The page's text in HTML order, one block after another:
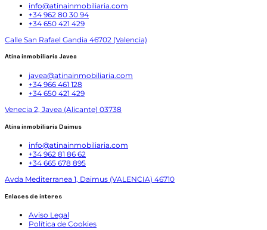
info@atinainmobiliaria.com
+34 962 80 30 94
+34 650 421 429
Calle San Rafael Gandia 46702 (Valencia)
Atina inmobiliaria Javea
javea@atinainmobiliaria.com
+34 966 461 128
+34 650 421 429
Venecia 2, Javea (Alicante) 03738
Atina inmobiliaria Daimus
info@atinainmobiliaria.com
+34 962 81 86 62
+34 665 678 895
Avda Mediterranea 1, Daimus (VALENCIA) 46710
Enlaces de interes
Aviso Legal
Política de Cookies